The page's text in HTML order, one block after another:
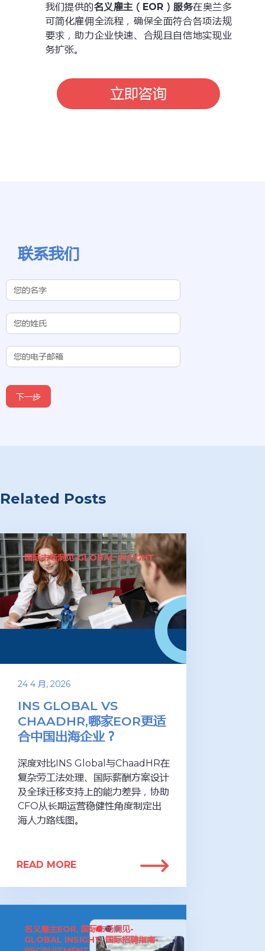
我们提供的名义雇主（EOR）服务在奥兰多
可简化雇佣全流程，确保全面符合各项法规
要求，助力企业快速、合规且自信地实现业
务扩张。
立即咨询
联系我们
Contact Us
(Chinese
Subdomain)
下一步
Related Posts
国际市场洞见-GLOBAL INSIGHT
24 4 月, 2026
INS GLOBAL VS
CHAADHR,哪家EOR更适
合中国出海企业？
深度对比INS Global与ChaadHR在
复杂劳工法处理、国际薪酬方案设计
及全球迁移支持上的能力差异，协助
CFO从长期运营稳健性角度制定出
海人力路线图。
READ MORE
名义雇主EOR, 国际市场洞见-
GLOBAL INSIGHT,国际招聘指南-